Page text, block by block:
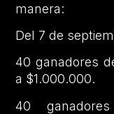
manera:
Del 7 de
40 ganadores
a $1.000.000.
40